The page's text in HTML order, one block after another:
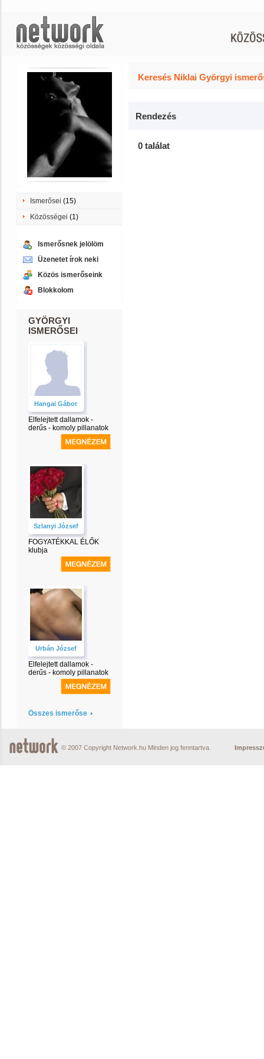
Ismerősei (15)
Közösségei (1)
Ismerősnek jelölöm
Üzenetet írok neki
Közös ismerőseink
Blokkolom
GYÖRGYI
ISMERŐSEI
Hangai Gábor
Elfelejtett dallamok -
derűs - komoly pillanatok
Szlanyi József
FOGYATÉKKAL ÉLŐK
klubja
Urbán József
Elfelejtett dallamok -
derűs - komoly pillanatok
Összes ismerőse
Keresés Niklai Györgyi
Rendezés
0 találat
© 2007 Copyright Network.hu Minden jog fenntartva.